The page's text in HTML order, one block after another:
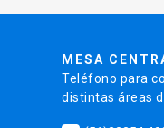
MESA
Teléfono para
distintas áreas